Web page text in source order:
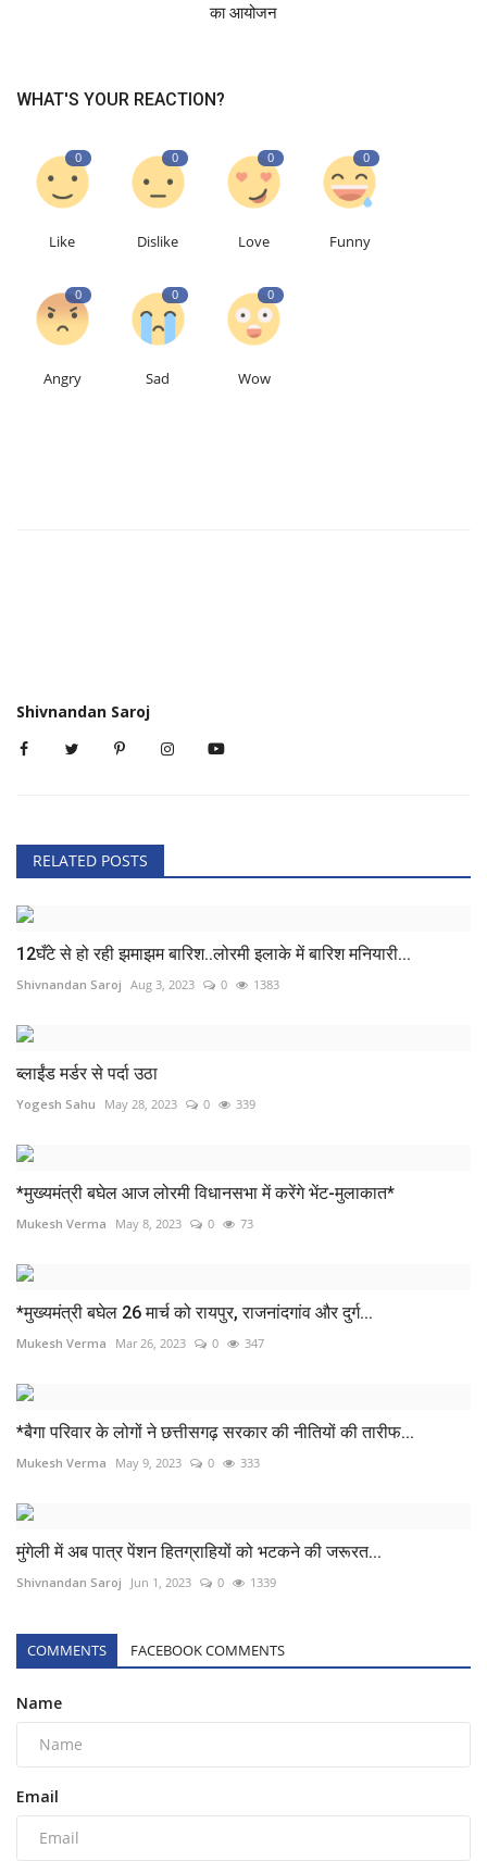
का आयोजन
WHAT'S YOUR REACTION?
0
Like
0
Dislike
0
Love
0
Funny
0
Angry
0
Sad
0
Wow
Shivnandan Saroj
RELATED POSTS
12घँटे से हो रही झमाझम बारिश..लोरमी इलाके में बारिश मनियारी...
Shivnandan Saroj Aug 3, 2023 0 1383
ब्लाईंड मर्डर से पर्दा उठा
Yogesh Sahu May 28, 2023 0 339
*मुख्यमंत्री बघेल आज लोरमी विधानसभा में करेंगे भेंट-मुलाकात*
Mukesh Verma May 8, 2023 0 73
*मुख्यमंत्री बघेल 26 मार्च को रायपुर, राजनांदगांव और दुर्ग...
Mukesh Verma Mar 26, 2023 0 347
*बैगा परिवार के लोगों ने छत्तीसगढ़ सरकार की नीतियों की तारीफ...
Mukesh Verma May 9, 2023 0 333
मुंगेली में अब पात्र पेंशन हितग्राहियों को भटकने की जरूरत...
Shivnandan Saroj Jun 1, 2023 0 1339
COMMENTS FACEBOOK COMMENTS
Name
Email